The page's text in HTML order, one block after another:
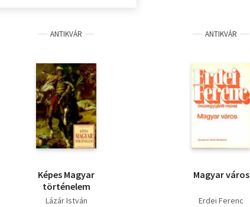
ANTIKVÁR
Képes Magyar
történelem
Lázár István
ANTIKVÁR
Magyar város
Erdei Ferenc